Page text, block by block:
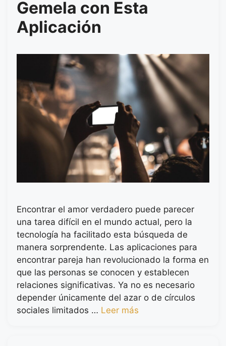
Gemela con Esta
Aplicación
Encontrar el amor verdadero puede parecer
una tarea difícil en el mundo actual, pero la
tecnología ha facilitado esta búsqueda de
manera sorprendente. Las aplicaciones para
encontrar pareja han revolucionado la forma en
que las personas se conocen y establecen
relaciones significativas. Ya no es necesario
depender únicamente del azar o de círculos
sociales limitados … Leer más